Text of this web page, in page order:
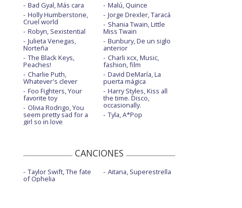
Bad Gyal, Más cara
Holly Humberstone,
Cruel world
Robyn, Sexistential
Julieta Venegas,
Norteña
The Black Keys,
Peaches!
Charlie Puth,
Whatever's clever
Foo Fighters, Your
favorite toy
Olivia Rodrigo, You
seem pretty sad for a
girl so in love
Malú, Quince
Jorge Drexler, Taracá
Shania Twain, Little
Miss Twain
Bunbury, De un siglo
anterior
Charli xcx, Music,
fashion, film
David DeMaría, La
puerta mágica
Harry Styles, Kiss all
the time. Disco,
occasionally.
Tyla, A*Pop
CANCIONES
Taylor Swift, The fate
of Ophelia
Aitana, Superestrella